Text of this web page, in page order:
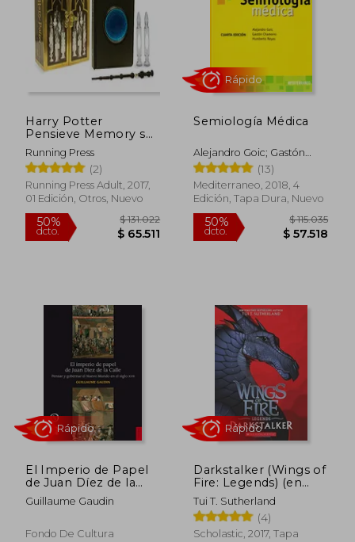
Rápido Rápido
Rápido
Harry Potter
Pensieve Memory set
(en Inglés)
Running Press
(2)
Running Press Adult, 2017,
01 Edición, Otros, Nuevo
Semiología Médica
Alejandro Goic; Gastón
Chamorro; Humberto
Reyes
(13)
Mediterraneo, 2018, 4
Edición, Tapa Dura, Nuevo
El Imperio de Papel
de Juan Díez de la
Calle. Pensar y
Gobernar el Nuevo
Guillaume Gaudin
Fondo De Cultura
Darkstalker (Wings of
Fire: Legends) (en
Inglés)
Tui T. Sutherland
(4)
Scholastic, 2017, Tapa